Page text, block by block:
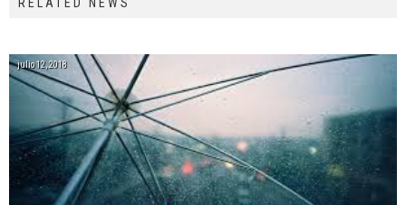
julio 12, 2018